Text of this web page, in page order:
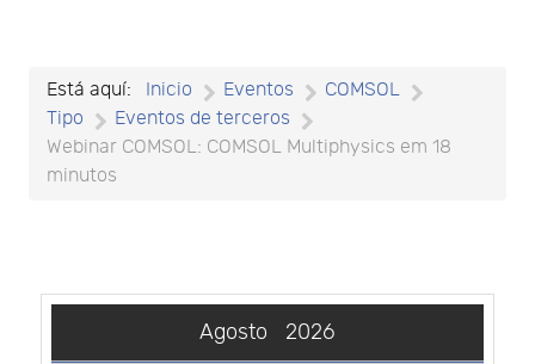
Está aquí: Inicio Eventos
COMSOL
Tipo
Eventos de terceros
Webinar COMSOL: COMSOL Multiphysics em 18
minutos
Agosto 2026